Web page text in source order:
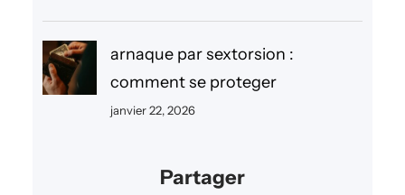
arnaque par sextorsion :
comment se proteger
janvier 22, 2026
Partager